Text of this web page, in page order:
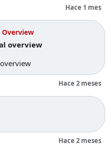
Hace 1 mes
Overview
overview
Hace 2 meses
Hace 2 meses